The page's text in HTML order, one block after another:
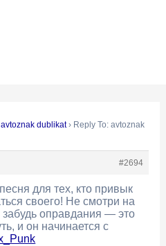
avtoznak dublikat › Reply To: avtoznak
#2694
для тех, кто привык
своего! Не смотри на
забудь оправдания — это
и он начинается с